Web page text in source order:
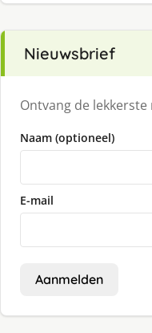
Nieuwsbrief
Ontvang de
Naam (optioneel)
E-mail
Aanmelden